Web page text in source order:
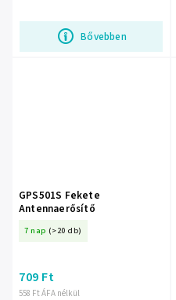
Bővebben
GPS501S Fekete
Antennaerősítő
7 nap (>20 db)
558 Ft ÁFA nélkül
709 Ft